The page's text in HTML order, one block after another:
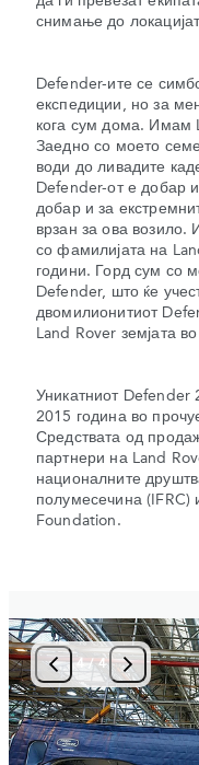
снимање до
Defender-ите се
експедиции, но за
кога сум дома. Имам
Заедно со моето
води до ливадите
Defender-от е добар
добар и за
врзан за ова возило.
со фамилијата на
години. Горд сум со
Defender, што ќе
двомилионитиот
Land Rover земјата
Уникатниот Defender
2015 година во
Средствата од
партнери на Land
националните
полумесечина (IFRC)
Foundation.
4/4